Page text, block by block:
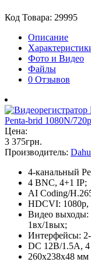
Код Товара: 29995
Описание
Фото и Видео
Файлы
0 Отзывов
Цена:
3 375грн.
Производитель:
4-канальный
4 BNC, 4+1 IP;
AI Coding/
HDCVI: 1080p,
Видео выходы:
1вх/1вых;
Интерфейсы:
DC 12В/1.5А, 4
260x238x48 мм